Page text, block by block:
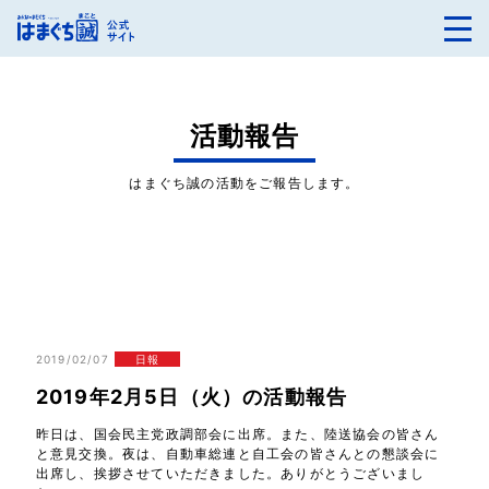
活動報告
はまぐち誠の活動をご報告します。
2019/02/07 日報
2019年2月5日（火）の活動報告
昨日は、国会民主党政調部会に出席。また、陸送協会の皆さん
と意見交換。夜は、自動車総連と自工会の皆さんとの懇談会に
出席し、挨拶させていただきました。ありがとうございまし